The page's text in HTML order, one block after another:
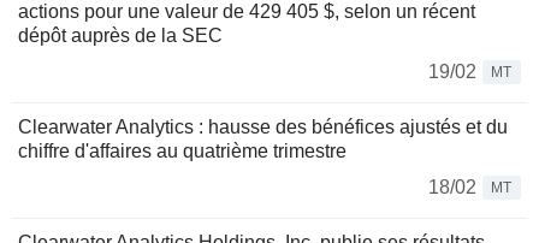
actions pour une valeur de 429 405 $, selon un récent
dépôt auprès de la SEC
19/02
MT
Clearwater Analytics : hausse des bénéfices ajustés et du
chiffre d'affaires au quatrième trimestre
18/02
MT